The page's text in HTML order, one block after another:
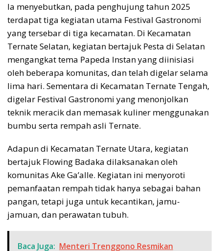
Ia menyebutkan, pada penghujung tahun 2025
terdapat tiga kegiatan utama Festival Gastronomi
yang tersebar di tiga kecamatan. Di Kecamatan
Ternate Selatan, kegiatan bertajuk Pesta di Selatan
mengangkat tema Papeda Instan yang diinisiasi
oleh beberapa komunitas, dan telah digelar selama
lima hari. Sementara di Kecamatan Ternate Tengah,
digelar Festival Gastronomi yang menonjolkan
teknik meracik dan memasak kuliner menggunakan
bumbu serta rempah asli Ternate.
Adapun di Kecamatan Ternate Utara, kegiatan
bertajuk Flowing Badaka dilaksanakan oleh
komunitas Ake Ga’alle. Kegiatan ini menyoroti
pemanfaatan rempah tidak hanya sebagai bahan
pangan, tetapi juga untuk kecantikan, jamu-
jamuan, dan perawatan tubuh.
Baca Juga: Menteri Trenggono Resmikan